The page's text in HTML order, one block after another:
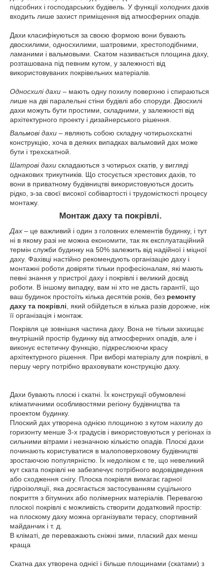
підсобних і господарських будівель. У функції холодних дахів
входить лише захист приміщення від атмосферних опадів.
Дахи класифікуються за своєю формою вони бувають
двосхилими, односхилими, шатровими, хрестоподібними,
ламаними і вальмовыми. Скатом називається площина даху,
розташована під певним кутом, у залежності від
використовуваних покрівельних матеріалів.
Односхилі дахи – мають одну похилу поверхню і спираються
лише на дві паралельні стіни будівлі або споруди. Двосхилі
дахи можуть бути простими, складними, у залежності від
архітектурного проекту і дизайнерського рішення.
Вальмові дахи – являють собою складну чотирьохскатні
конструкцію, хоча в деяких випадках вальмовий дах може
бути і трехскатной.
Шатрові дахи складаються з чотирьох скатів, у вигляді
однакових трикутників. Що стосується хрестових дахів, то
вони в приватному будівництві використовуються досить
рідко, з-за своєї високої собівартості і трудомісткості процесу
монтажу.
Монтаж даху та покрівлі.
Дах – це важливий і один з головних елементів будинку, і тут
ні в якому разі не можна економити, так як експлуатаційний
термін служби будинку на 50% залежить від надійної і міцної
даху. Фахівці настійно рекомендують організацію даху і
монтажні роботи довіряти тільки професіоналам, які мають
певні знання у пристрої даху і покрівлі і великий досвід
роботи. В іншому випадку, вам ні хто не дасть гарантії, що
ваш будинок простоїть кілька десятків років, без ремонту
даху та покрівлі , який обійдеться в кілька разів дорожче, ніж
її організація і монтаж.
Покрівля це зовнішня частина даху. Вона не тільки захищає
внутрішній простір будинку від атмосферних опадів, але і
виконує естетичну функцію, підкреслюючи красу
архітектурного рішення. При виборі матеріалу для покрівлі, в
першу чергу потрібно враховувати конструкцію даху.
Дахи бувають плоскі і скатні. Їх конструкції обумовлені
кліматичними особливостями регіону будівництва та
проектом будинку.
Плоский дах утворена однією площиною з кутом нахилу до
горизонту менше 3-х градусів і використовуються у регіонах із
сильними вітрами і незначною кількістю опадів. Плоскі дахи
починають користуватися в малоповерховому будівництві
зростаючою популярністю. Їх недоліком є те, що невеликий
кут ската покрівлі не забезпечує потрібного водовідведення
або сходження снігу. Плоска покрівля вимагає гарної
гідроізоляції, яка досягається застосуванням суцільного
покриття з бітумних або полімерних матеріалів. Перевагою
плоскої покрівлі є можливість створити додатковий простір:
на плоскому даху можна організувати терасу, спортивний
майданчик і т. д.
В кліматі, де переважають сніжні зими, плаский дах менш
краща
Скатна дах утворена однієї і більше площинами (скатами) з